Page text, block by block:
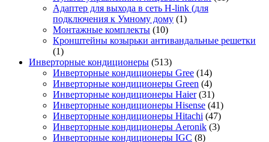
Адаптер для выхода в сеть H-link (для
подключения к Умному дому (1)
Монтажные комплекты (10)
Кронштейны козырьки антивандальные решетки
(1)
Инверторные кондиционеры (513)
Инверторные кондиционеры Gree (14)
Инверторные кондиционеры Green (4)
Инверторные кондиционеры Haier (31)
Инверторные кондиционеры Hisense (41)
Инверторные кондиционеры Hitachi (47)
Инверторные кондиционеры Aeronik (3)
Инверторные кондиционеры IGC (8)